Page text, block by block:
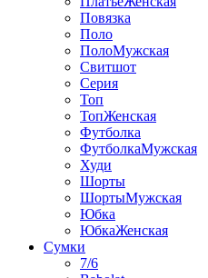
Повязка
Поло
ПолоМужская
Свитшот
Серия
Топ
ТопЖенская
Футболка
ФутболкаМужская
Худи
Шорты
ШортыМужская
Юбка
ЮбкаЖенская
Сумки
7/6